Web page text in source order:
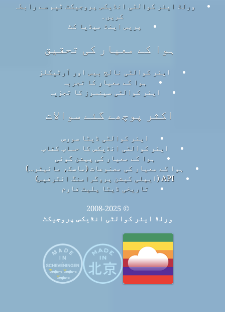
ورلڈ ایئر کوالٹی انڈیکس پروجیکٹ ٹیم سے رابطہ
کریں۔
پریس اینڈ میڈیا کٹ
ہوا کے معیار کی تحقیق
ایئر کوالٹی نالج بیس اور آرٹیکلز
ہوا کے معیار کا تجربہ
ایئر کوالٹی سینسرز کا تجزیہ
اکثر پوچھے گئے سوالات
ایئر کوالٹی ڈیٹا سورس
ایئر کوالٹی انڈیکس کا حساب کتاب
ہوا کے معیار کی پیشن گوئی
ہوا کے معیار کی مصنوعات (ماسک، مانیٹر…)
API (ایپلی کیشن پروگرامنگ انٹرفیس)
تاریخی ڈیٹا پلیٹ فارم
© 2008-2025
ورلڈ ایئر کوالٹی انڈیکس پروجیکٹ